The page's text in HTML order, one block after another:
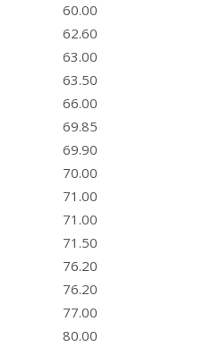
60.00
62.60
63.00
63.50
66.00
69.85
69.90
70.00
71.00
71.00
71.50
76.20
76.20
77.00
80.00